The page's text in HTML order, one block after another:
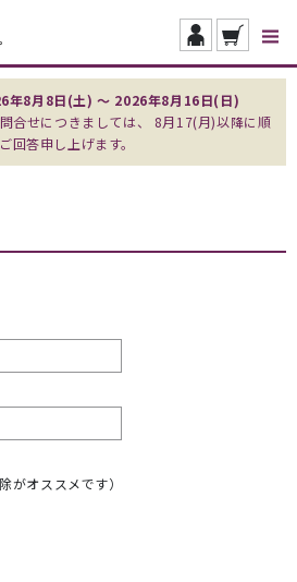
年8月8日(土) ～ 2026年8月16日(日)
合せにつきましては、 8月17(月)以降に順
回答申し上げます。
がオススメです）